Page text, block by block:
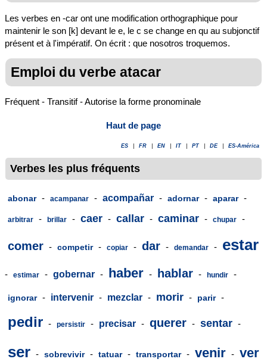
Les verbes en -car ont une modification orthographique pour
maintenir le son [k] devant le e, le c se change en qu au subjonctif
présent et à l'impératif. On écrit : que nosotros troquemos.
Emploi du verbe atacar
Fréquent - Transitif - Autorise la forme pronominale
Haut de page
ES FR EN IT PT DE ES-América
Verbes les plus fréquents
abonar - acampanar - acompañar - adornar - aparar -
arbitrar - brillar - caer - callar - caminar - chupar -
comer - competir - copiar - dar - demandar - estar
- estimar - gobernar - haber - hablar - hundir -
ignorar - intervenir - mezclar - morir - parir -
pedir - persistir - precisar - querer - sentar -
ser - sobrevivir - tatuar - transportar - venir - ver